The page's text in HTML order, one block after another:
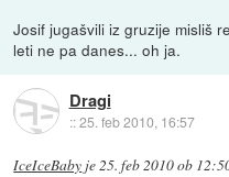
Josif jugašvili iz gruzije misliš
leti ne pa danes... oh ja.
Dragi
::25. feb 2010, 16:57
IceIceBaby je25. feb 2010 ob